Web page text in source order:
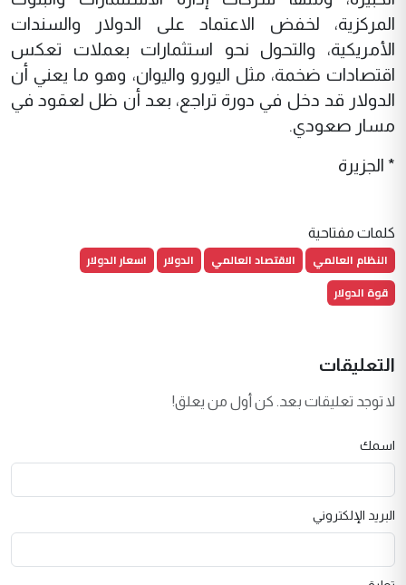
المركزية، لخفض الاعتماد على الدولار والسندات
الأمريكية، والتحول نحو استثمارات بعملات تعكس
اقتصادات ضخمة، مثل اليورو واليوان، وهو ما يعني أن
الدولار قد دخل في دورة تراجع، بعد أن ظل لعقود في
مسار صعودي.
* الجزيرة
كلمات مفتاحية
النظام العالمي الاقتصاد العالمي الدولار
اسعار الدولار
قوة الدولار
التعليقات
لا توجد تعليقات بعد. كن أول من يعلق!
اسمك
البريد الإلكتروني